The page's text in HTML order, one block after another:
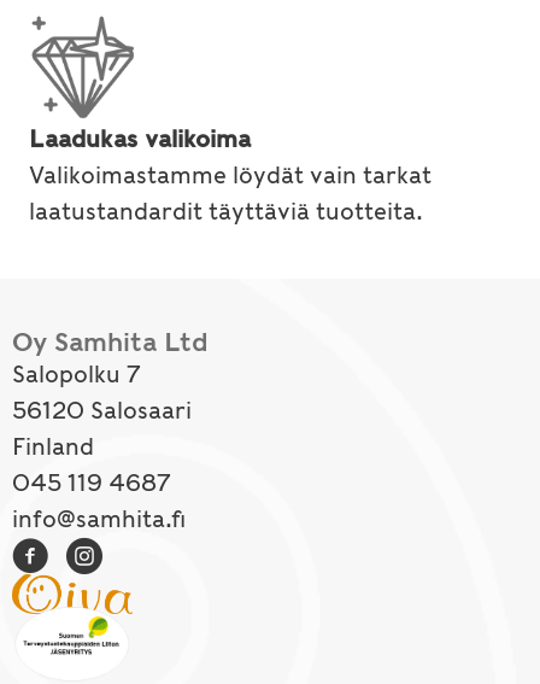
Laadukas valikoima
Valikoimastamme löydät vain tarkat
laatustandardit täyttäviä tuotteita.
Oy Samhita Ltd
Salopolku 7
56120 Salosaari
Finland
045 119 4687
info@samhita.fi